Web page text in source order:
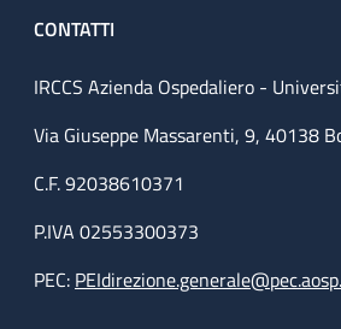
CONTATTI
IRCCS Azienda Ospedaliero -
Via Giuseppe Massarenti, 9, 40138
C.F. 92038610371
P.IVA 02553300373
PEC: